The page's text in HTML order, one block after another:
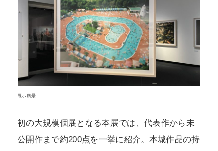
展示風景
初の大規模個展となる本展では、代表作から未
公開作まで約200点を一挙に紹介。本城作品の持